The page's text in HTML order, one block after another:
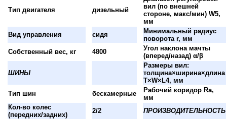
Тип двигателя дизельный
вил (по внешней
стороне, макс/мин) W5,
мм
Вид управления
сидя
Минимальный радиус
поворота r, мм
Собственный вес, кг
4800
Угол наклона мачты
(вперед/назад) α/β
ШИНЫ
Размеры вил:
толщина×ширина×длина
T×W×L4, мм
Тип шин
бескамерные
Рабочий коридор Ra,
мм
Кол-во колес
(передних/задних)
2/2 ПРОИЗВОДИТЕЛЬНОСТЬ